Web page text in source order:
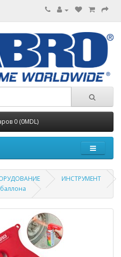
0 (0MDL)
ИНСТРУМЕНТ